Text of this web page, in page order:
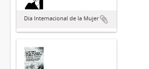
Día Internacional de la Mujer